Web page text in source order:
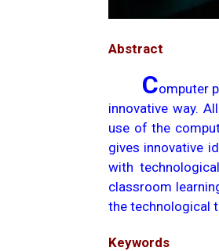
Abstract
Computer
innovative way.
use of the
gives innovative
with
classroom
the technological
Keywords